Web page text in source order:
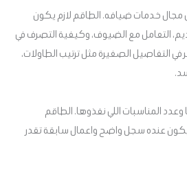
خدمات ضيافه. الطاقم لازم يكون
التعامل مع الضيوف، وكيفية التصرف في
في التفاصيل الصغيرة مثل ترتيب الطاولات،
المناسبات اللي نفذوها. الطاقم
عنده سجل واضح واعمال سابقة تقدر